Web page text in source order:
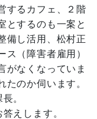
するカフェ、２階
とするのも一案と
備し活用、松村正
ス（障害者雇用）
がなくなっていま
たのか伺います。
。
えします。